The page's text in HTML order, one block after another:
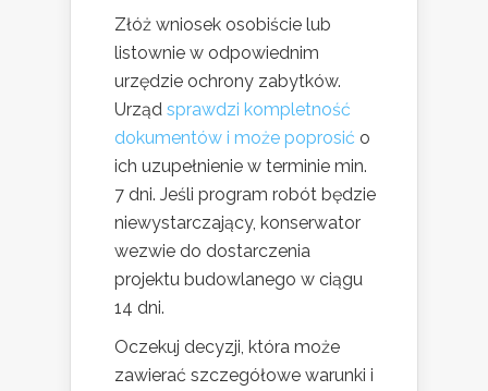
Złóż wniosek osobiście lub
listownie w odpowiednim
urzędzie ochrony zabytków.
Urząd sprawdzi kompletność
dokumentów i może poprosić o
ich uzupełnienie w terminie min.
7 dni. Jeśli program robót będzie
niewystarczający, konserwator
wezwie do dostarczenia
projektu budowlanego w ciągu
14 dni.
Oczekuj decyzji, która może
zawierać szczegółowe warunki i